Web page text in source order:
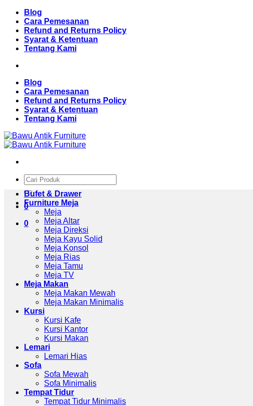
Skip
content
Blog
Cara Pemesanan
Refund and Returns Policy
Syarat & Ketentuan
Tentang Kami
Blog
Cara Pemesanan
Refund and Returns Policy
Syarat & Ketentuan
Tentang Kami
Pencarian
untuk:
0
0
Bufet & Drawer
Furniture Meja
Meja
Meja Altar
Meja Direksi
Meja Kayu Solid
Meja Konsol
Meja Rias
Meja Tamu
Meja TV
Meja Makan
Meja Makan Mewah
Meja Makan Minimalis
Kursi
Kursi Kafe
Kursi Kantor
Kursi Makan
Lemari
Lemari Hias
Sofa
Sofa Mewah
Sofa Minimalis
Tempat Tidur
Tempat Tidur Minimalis